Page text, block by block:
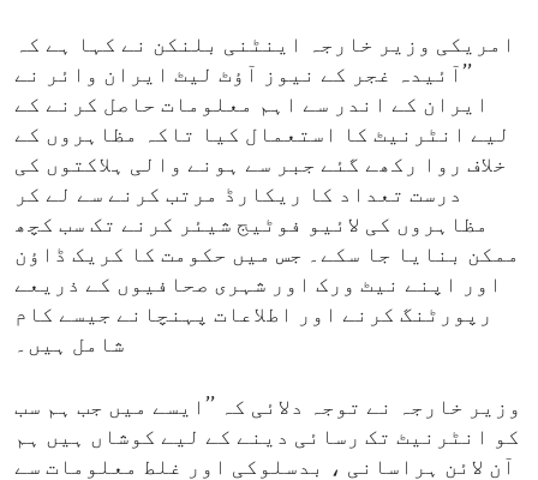
امریکی وزیر خارجہ اینٹنی بلنکن نے کہا ہے کہ
’’آئیدہ غجر کے نیوز آؤٹ لیٹ ایران وائر نے
ایران کے اندر سے اہم معلومات حاصل کرنے کے
لیے انٹرنیٹ کا استعمال کیا تاکہ مظاہروں کے
خلاف روا رکھے گئے جبر سے ہونے والی ہلاکتوں کی
درست تعداد کا ریکارڈ مرتب کرنے سے لے کر
مظاہروں کی لائیو فوٹیج شیئر کرنے تک سب کچھ
ممکن بنایا جا سکے۔ جس میں حکومت کا کریک ڈاؤن
اور اپنے نیٹ ورک اور شہری صحافیوں کے ذریعے
رپورٹنگ کرنے اور اطلاعات پہنچانے جیسے کام
شامل ہیں۔
وزیر خارجہ نے توجہ دلائی کہ ’’ایسے میں جب ہم سب
کو انٹرنیٹ تک رسائی دینے کے لیے کوشاں ہیں ہم
آن لائن ہراسانی ، بدسلوکی اور غلط معلومات سے